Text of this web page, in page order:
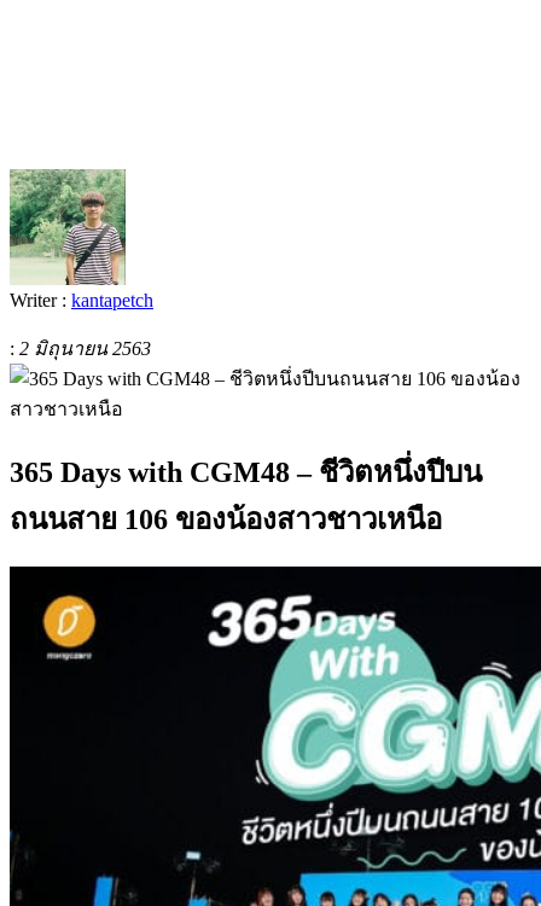
Writer : kantapetch
: 2 มิถุนายน 2563
365 Days with CGM48 – ชีวิตหนึ่งปีบน
ถนนสาย 106 ของน้องสาวชาวเหนือ